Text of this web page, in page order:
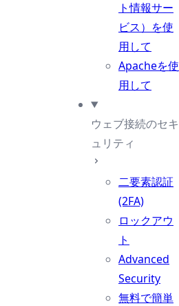
ト情報サー
ビス）を使
用して
Apacheを使
用して
ウェブ接続のセキ
ュリティ
二要素認証
(2FA)
ロックアウ
ト
Advanced
Security
無料で簡単